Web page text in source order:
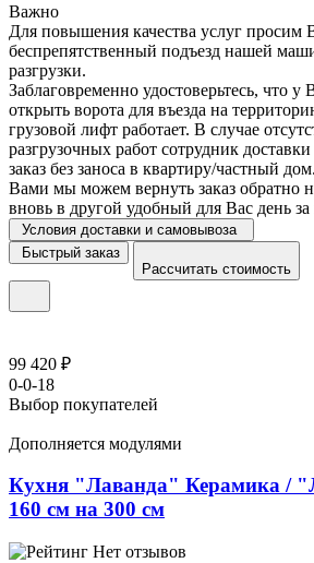
Важно
Для повышения качества услуг просим
беспрепятственный подъезд нашей
разгрузки.
Заблаговременно удостоверьтесь, что у
открыть ворота для въезда на
грузовой лифт работает. В случае
разгрузочных работ сотрудник
заказ без заноса в квартиру/частный
Вами мы можем вернуть заказ обратно
вновь в другой удобный для Вас день
Условия доставки и самовывоза
Быстрый заказ
Рассчитать стоимость
99 420 ₽
0-0-18
Выбор покупателей
Дополняется модулями
Кухня "Лаванда" Керамика /
160 см на 300 см
Нет отзывов